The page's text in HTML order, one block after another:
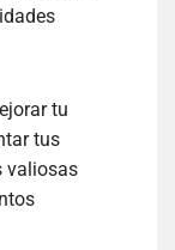
tu
tus
valiosas